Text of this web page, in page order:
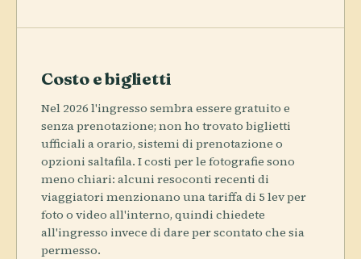
Costo e biglietti
Nel 2026 l'ingresso sembra essere gratuito e
senza prenotazione; non ho trovato biglietti
ufficiali a orario, sistemi di prenotazione o
opzioni saltafila. I costi per le fotografie sono
meno chiari: alcuni resoconti recenti di
viaggiatori menzionano una tariffa di 5 lev per
foto o video all'interno, quindi chiedete
all'ingresso invece di dare per scontato che sia
permesso.